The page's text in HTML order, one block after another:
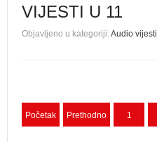
VIJESTI U 11
Objavljeno u kategoriji:Audio vijesti
Početak Prethodno 1